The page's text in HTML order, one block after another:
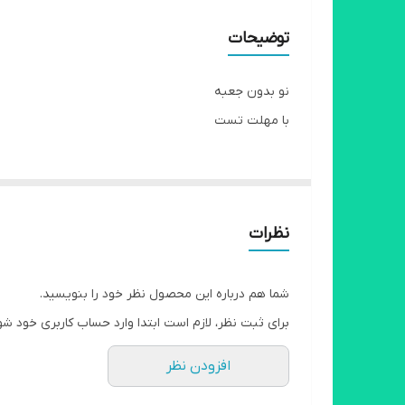
توضیحات
نو بدون جعبه
با مهلت تست
نظرات
شما هم درباره این محصول نظر خود را بنویسید.
برای ثبت نظر، لازم است ابتدا وارد حساب کاربری خود
افزودن نظر